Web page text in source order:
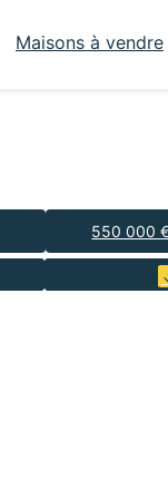
Maisons à vendre
550 000